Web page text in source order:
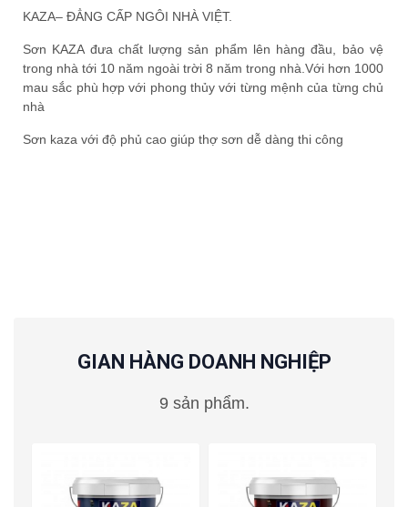
KAZA– ĐẲNG CẤP NGÔI NHÀ VIỆT.
Sơn KAZA đưa chất lượng sản phẩm lên hàng đầu, bảo vệ
trong nhà tới 10 năm ngoài trời 8 năm trong nhà.Với hơn 1000
mau sắc phù hợp với phong thủy với từng mệnh của từng chủ
nhà
Sơn kaza với độ phủ cao giúp thợ sơn dễ dàng thi công
GIAN HÀNG DOANH NGHIỆP
9 sản phẩm.